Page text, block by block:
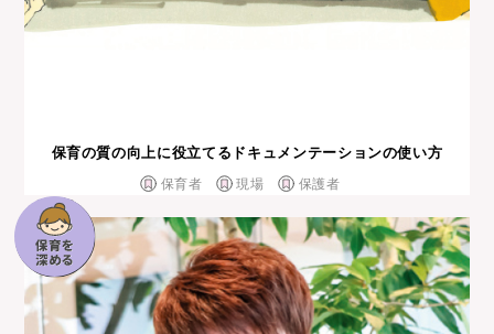
保育の質の向上に役⽴てるドキュメンテーションの使い⽅
保育者 現場 保護者